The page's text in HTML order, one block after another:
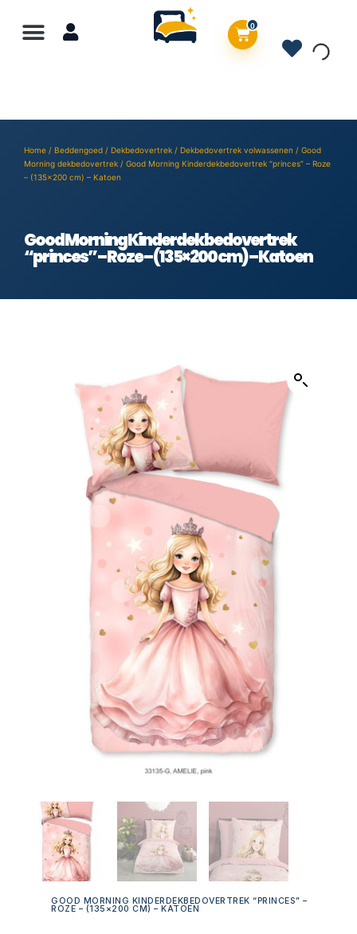
0
Home / Beddengoed / Dekbedovertrek / Dekbedovertrek volwassenen / Good
Morning dekbedovertrek / Good Morning Kinderdekbedovertrek “princes” – Roze
– (135×200 cm) – Katoen
Good Morning Kinderdekbedovertrek
“princes” – Roze – (135×200 cm) – Katoen
GOOD MORNING KINDERDEKBEDOVERTREK “PRINCES” –
ROZE – (135×200 CM) – KATOEN